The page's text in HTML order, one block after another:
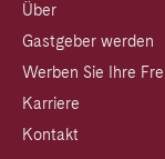
Über
Gastgeber werden
Werben Sie Ihre
Karriere
Kontakt